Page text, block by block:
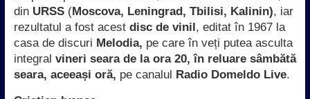
din URSS(Moscova, Leningrad, Tbilisi, Kalinin), iar
rezultatul a fost acest disc de vinil, editat în 1967 la
casa de discuri Melodia, pe care în veți putea asculta
integral vineri seara de la ora 20, în reluare sâmbătă
seara, aceeași oră, pe canalul Radio Domeldo Live.